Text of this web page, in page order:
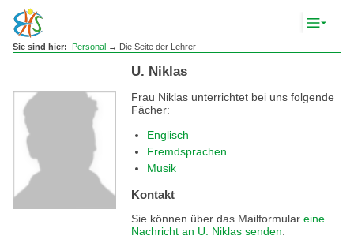
Sie sind hier: Personal→ Die Seite der Lehrer
U. Niklas
Frau Niklas unterrichtet bei uns folgende
Fächer:
Englisch
Fremdsprachen
Musik
Kontakt
Sie können über das Mailformular eine
Nachricht an U. Niklas senden